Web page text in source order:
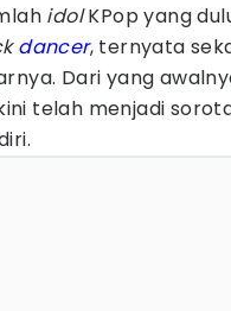
idolKPop yang
dancer, ternyata
Dari yang
telah menjadi